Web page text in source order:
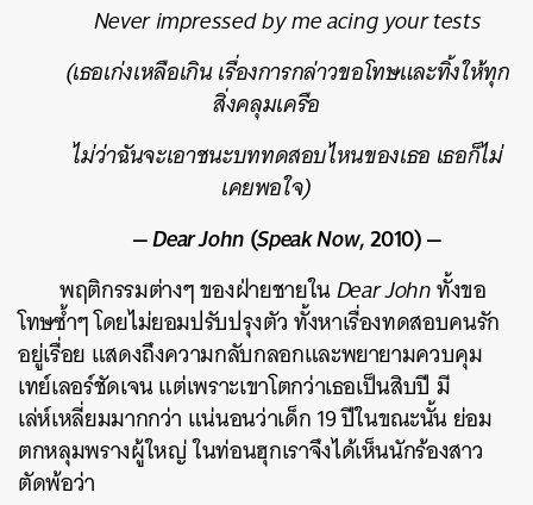
Never impressed by me acing your tests
(เธอเก่งเหลือเกิน เรื่องการกล่าวขอโทษและทิ้งให้ทุก
สิ่งคลุมเครือ
ไม่ว่าฉันจะเอาชนะบททดสอบไหนของเธอ เธอก็ไม่
เคยพอใจ)
—Dear John(Speak Now, 2010) —
พฤติกรรมต่างๆ ของฝ่ายชายในDear Johnทั้งขอ
โทษซ้ำๆ โดยไม่ยอมปรับปรุงตัว ทั้งหาเรื่องทดสอบคนรัก
อยู่เรื่อย แสดงถึงความกลับกลอกและพยายามควบคุม
เทย์เลอร์ชัดเจน แต่เพราะเขาโตกว่าเธอเป็นสิบปี มี
เล่ห์เหลี่ยมมากกว่า แน่นอนว่าเด็ก 19 ปีในขณะนั้น ย่อม
ตกหลุมพรางผู้ใหญ่ ในท่อนฮุกเราจึงได้เห็นนักร้องสาว
ตัดพ้อว่า